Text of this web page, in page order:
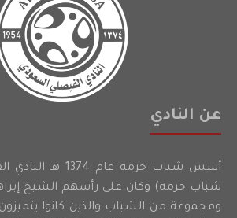
عن النادي
أسس شباب حرمه عام
شباب حرمه) وكان على رأسهم الشيخ
ومجموعة من الشباب والذين كانوا